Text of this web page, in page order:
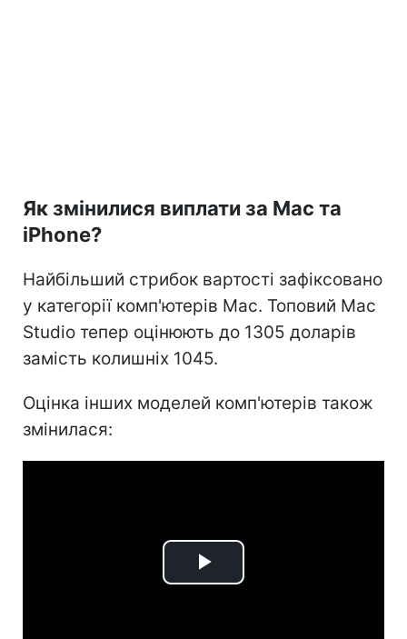
Як змінилися виплати за Mac та
iPhone?
Найбільший стрибок вартості зафіксовано
у категорії комп'ютерів Mac. Топовий Mac
Studio тепер оцінюють до 1305 доларів
замість колишніх 1045.
Оцінка інших моделей комп'ютерів також
змінилася:
Play